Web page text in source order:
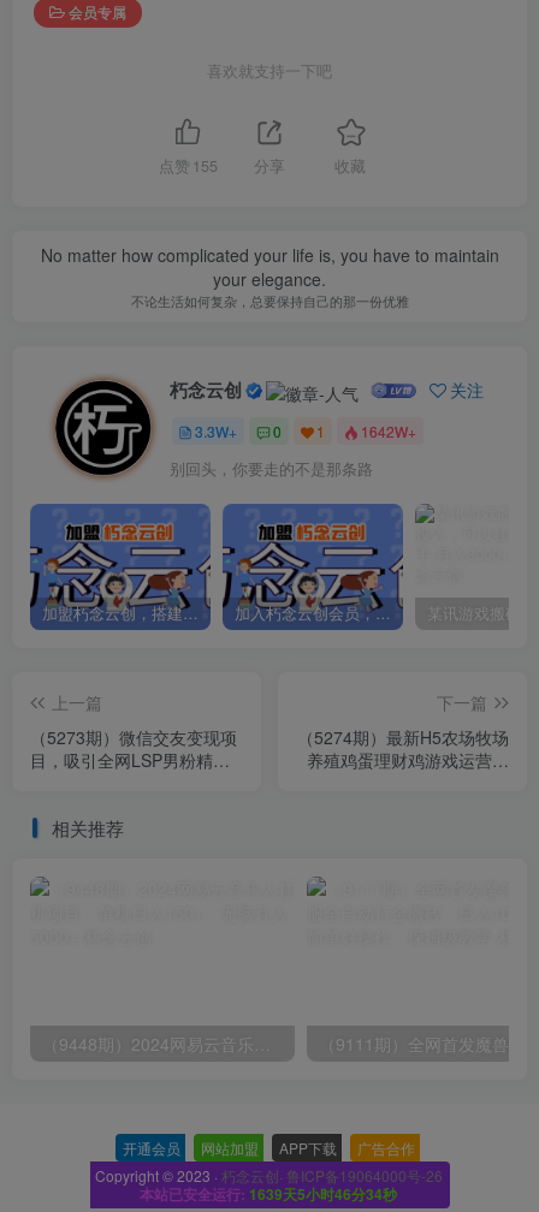
会员专属
喜欢就支持一下吧
点赞 155 分享 收藏
No matter how complicated your life is, you have to maintain
your elegance.
不论生活如何复杂，总要保持自己的那一份优雅
朽念云创 关注
3.3W+ 0 1 1642W+
别回头，你要走的不是那条路
加盟朽念云创，搭建同款项目资源站，实现日入2000+ 加入朽念云创会员，全站资源免费学习。
上一篇
（5273期）微信交友变现项
目，吸引全网LSP男粉精准
下一篇
（5274期）最新H5农场牧场
养殖鸡蛋理财鸡游戏运营源
相关推荐
开通会员 网站加盟 APP下载 广告合作
Copyright © 2023 · 朽念云创· 鲁ICP备19064000号-26
本站已安全运行: 1639天5小时46分35秒